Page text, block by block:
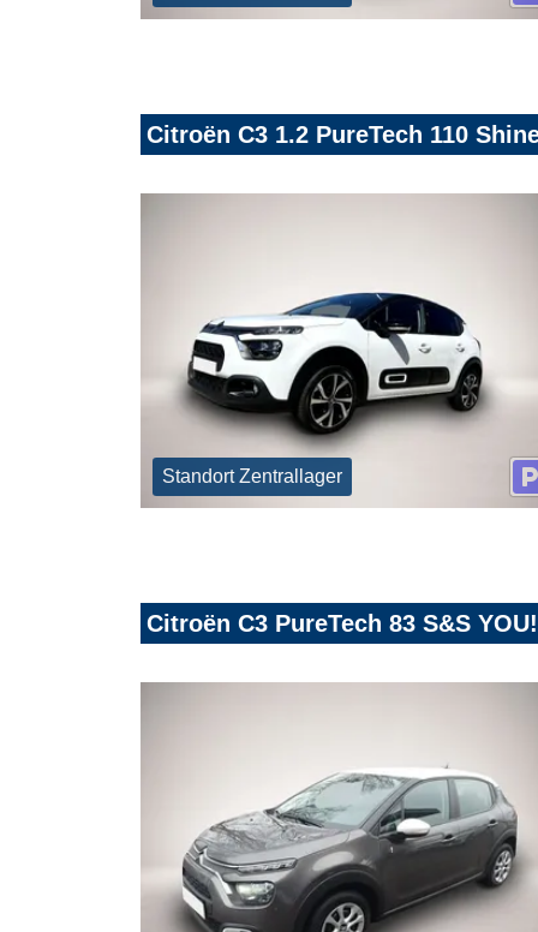
Citroën C3 1.2 PureTech 110
Standort Zentrallager
Citroën C3 PureTech 83 S&S YOU!